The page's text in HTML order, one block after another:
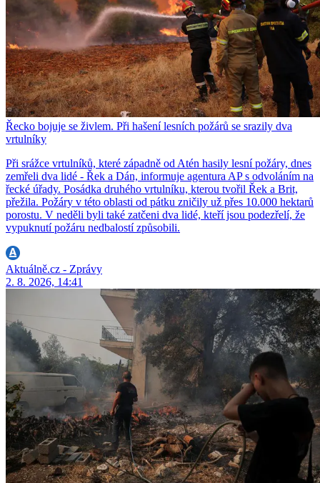
Řecko bojuje se živlem. Při hašení lesních požárů se srazily dva
vrtulníky
Při srážce vrtulníků, které západně od Atén hasily lesní požáry, dnes
zemřeli dva lidé - Řek a Dán, informuje agentura AP s odvoláním na
řecké úřady. Posádka druhého vrtulníku, kterou tvořil Řek a Brit,
přežila. Požáry v této oblasti od pátku zničily už přes 10.000 hektarů
porostu. V neděli byli také zatčeni dva lidé, kteří jsou podezřelí, že
vypuknutí požáru nedbalostí způsobili.
Aktuálně.cz - Zprávy
2. 8. 2026, 14:41